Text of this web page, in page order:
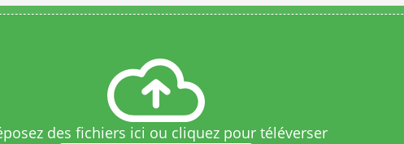
des fichiers ici ou cliquez pour téléverser